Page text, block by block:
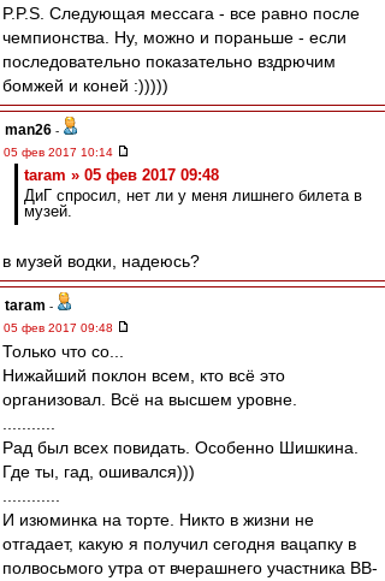
P.P.S. Следующая мессага - все равно после
чемпионства. Ну, можно и пораньше - если
последовательно показательно вздрючим
бомжей и коней :)))))
man26 -
05 фев 2017 10:14
taram » 05 фев 2017 09:48
ДиГ спросил, нет ли у меня лишнего билета в
музей.
в музей водки, надеюсь?
taram -
05 фев 2017 09:48
Только что со...
Нижайший поклон всем, кто всё это
организовал. Всё на высшем уровне.
Рад был всех повидать. Особенно Шишкина.
Где ты, гад, ошивался)))
И изюминка на торте. Никто в жизни не
отгадает, какую я получил сегодня вацапку в
полвосьмого утра от вчерашнего участника ВВ-